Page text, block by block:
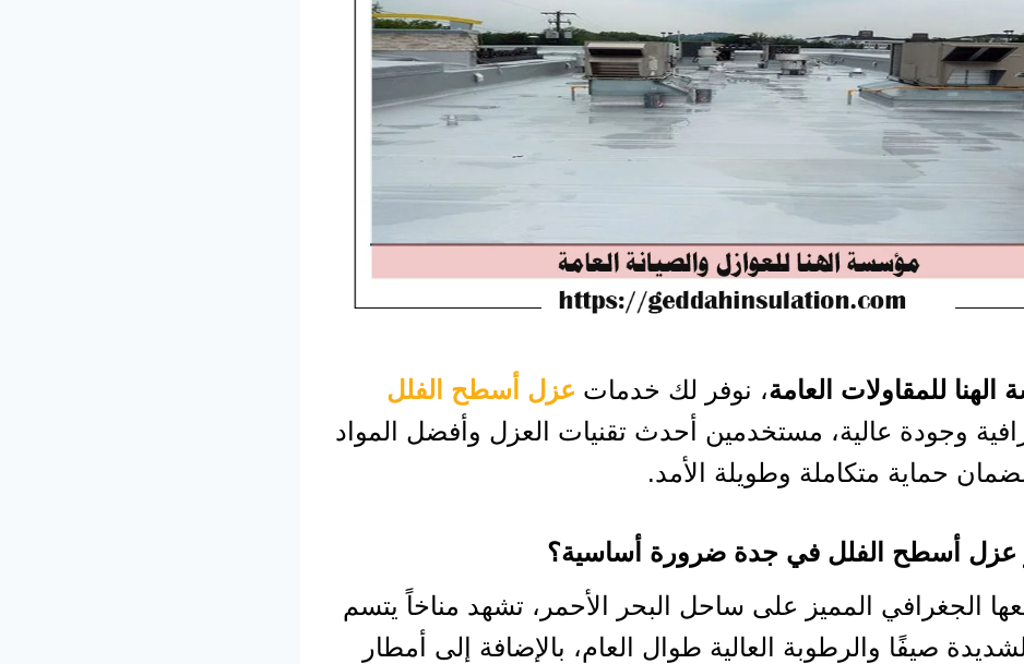
للمقاولات العامة، نوفر لك خدمات عزل أسطح الفلل
وجودة عالية، مستخدمين أحدث تقنيات العزل وأفضل المواد
حماية متكاملة وطويلة الأمد.
عزل أسطح الفلل في جدة ضرورة أساسية؟
الجغرافي المميز على ساحل البحر الأحمر، تشهد مناخاً يتسم
صيفًا والرطوبة العالية طوال العام، بالإضافة إلى أمطار